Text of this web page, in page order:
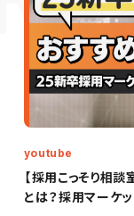
【採用こっそり相
とは？採用マーケ
youtube